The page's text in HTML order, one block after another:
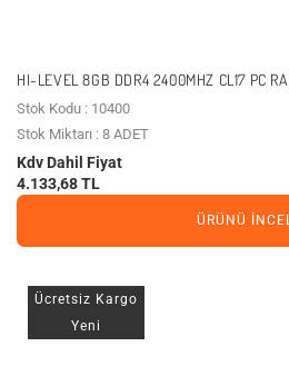
HI-LEVEL 8GB DDR4 2400MHZ CL17 PC
Stok Kodu : 10400
Stok Miktarı : 8 ADET
Kdv Dahil Fiyat
4.133,68 TL
ÜRÜNÜ
Ücretsiz Kargo
Yeni